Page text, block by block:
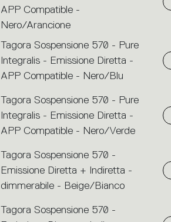
APP Compatible -
Nero/Arancione
Tagora Sospensione 570 - Pure
Integralis - Emissione Diretta -
APP Compatible - Nero/Blu
Tagora Sospensione 570 - Pure
Integralis - Emissione Diretta -
APP Compatible - Nero/Verde
Tagora Sospensione 570 -
Emissione Diretta + Indiretta -
dimmerabile - Beige/Bianco
Tagora Sospensione 570 -